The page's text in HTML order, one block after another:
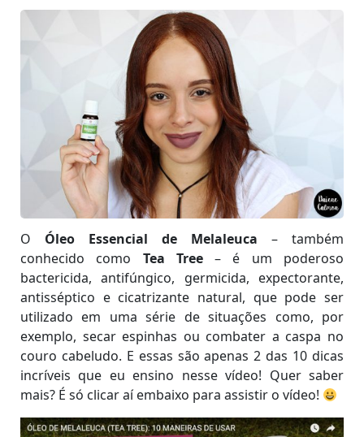
O Óleo Essencial de Melaleuca – também
conhecido como Tea Tree– é um poderoso
bactericida, antifúngico, germicida, expectorante,
antisséptico e cicatrizante natural, que pode ser
utilizado em uma série de situações como, por
exemplo, secar espinhas ou combater a caspa no
couro cabeludo. E essas são apenas 2 das 10 dicas
incríveis que eu ensino nesse vídeo! Quer saber
mais? É só clicar aí embaixo para assistir o vídeo!